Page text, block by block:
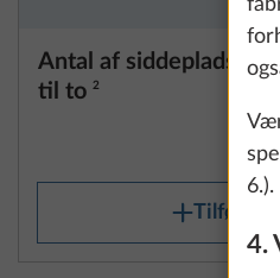
Antal af siddepladser
til to 2
Tilføj
6.).
4.